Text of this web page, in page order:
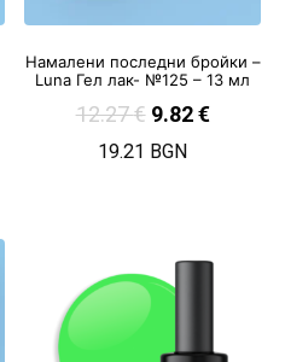
Намалени последни бройки –
Luna Гел лак- №125 – 13 мл
12.27€ 9.82€
19.21 BGN